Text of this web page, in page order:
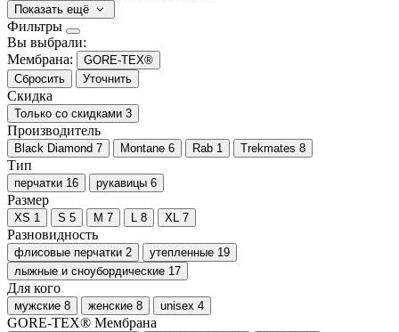
Показать ещё
Фильтры
Вы выбрали:
Мембрана:
GORE-TEX®
Сбросить
Уточнить
Скидка
Только со cкидками 3
Производитель
Black Diamond 7 Montane 6 Rab 1 Trekmates 8
Тип
перчатки 16 рукавицы 6
Размер
XS 1 S 5 M 7 L 8 XL 7
Разновидность
флисовые перчатки 2 утепленные 19
лыжные и сноубордические 17
Для кого
мужские 8 женские 8 unisex 4
GORE-TEX® Мембрана